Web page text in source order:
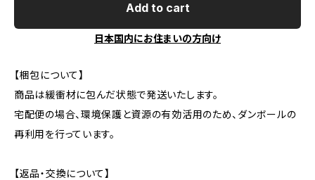
Add to cart
日本国内にお住まいの方向け
【梱包について】
商品は緩衝材に包んだ状態で発送いたします。
宅配便の場合、環境保護と資源の有効活用のため、ダンボールの
再利用を行っています。
【返品・交換について】